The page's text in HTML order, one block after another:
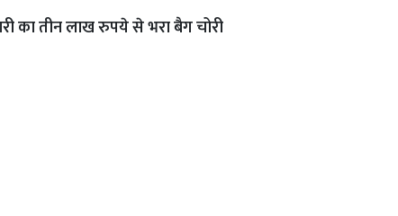
का तीन लाख रुपये से भरा बैग चोरी